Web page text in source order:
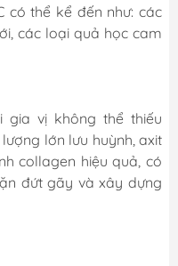
có thể kể đến như: các
các loại quả học cam
vị không thể thiếu
lớn lưu huỳnh, axit
collagen hiệu quả, có
đứt gãy và xây dựng